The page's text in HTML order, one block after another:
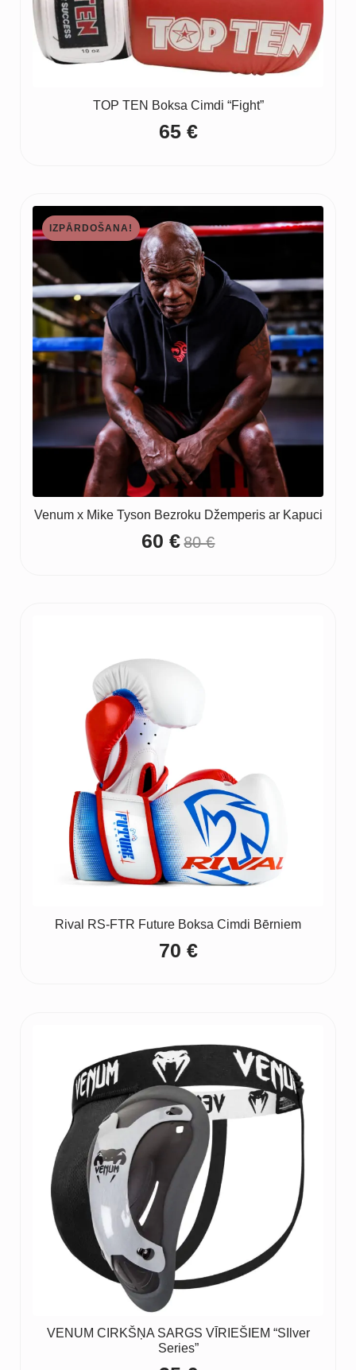
TOP TEN Boksa Cimdi “Fight”
65 €
IZPĀRDOŠANA!
Venum x Mike Tyson Bezroku Džemperis ar Kapuci
80€
Original
60 €Current
Rival RS-FTR Future Boksa Cimdi Bērniem
70 €
VENUM CIRKŠŅA SARGS VĪRIEŠIEM “SIlver
Series”